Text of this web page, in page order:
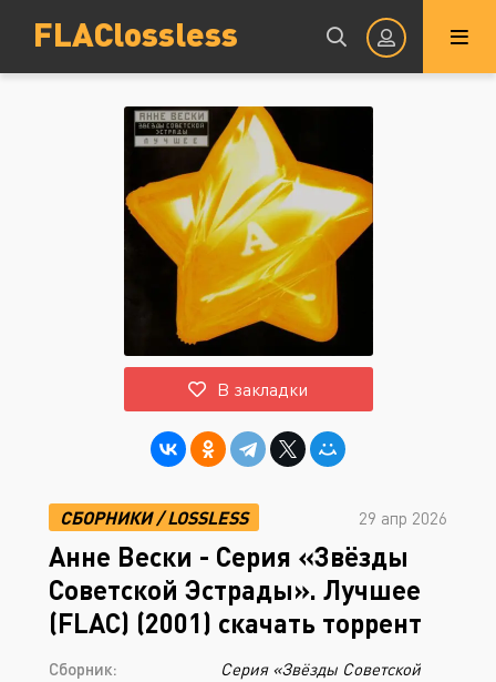
FLAClossless
Авторизация
ВОЙТИ НА САЙТ
Восстановить пароль
Или войти через
В закладки
СБОРНИКИ/LOSSLESS 29 апр 2026
Анне Вески - Серия «Звёзды
Советской Эстрады». Лучшее
(FLAC) (2001) скачать торрент
Сборник:
Серия «Звёзды Советской